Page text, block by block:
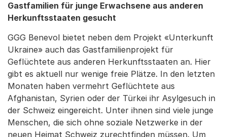
Gastfamilien für junge Erwachsene aus anderen
Herkunftsstaaten gesucht
GGG Benevol bietet neben dem Projekt «Unterkunft
Ukraine» auch das Gastfamilienprojekt für
Geflüchtete aus anderen Herkunftsstaaten an. Hier
gibt es aktuell nur wenige freie Plätze. In den letzten
Monaten haben vermehrt Geflüchtete aus
Afghanistan, Syrien oder der Türkei ihr Asylgesuch in
der Schweiz eingereicht. Unter ihnen sind viele junge
Menschen, die sich ohne soziale Netzwerke in der
neuen Heimat Schweiz zurechtfinden müssen. Um